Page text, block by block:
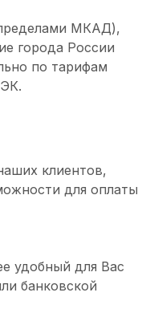
МКАД),
города России
по тарифам
клиентов,
для оплаты
удобный для Вас
банковской